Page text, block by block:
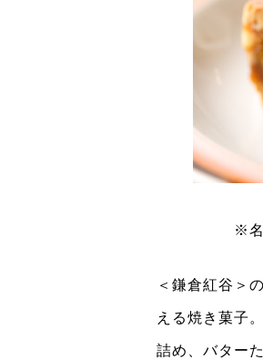
※名
＜鎌倉紅谷＞
える焼き菓子
詰め、バター